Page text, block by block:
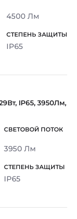
4500 Лм
IP65
IP65, 3950Лм,
3950 Лм
IP65